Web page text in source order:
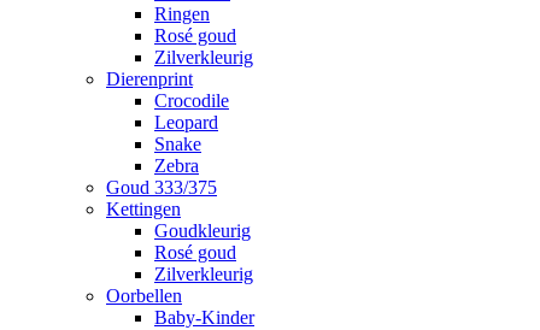
Ringen
Rosé goud
Zilverkleurig
Dierenprint
Crocodile
Leopard
Snake
Zebra
Goud 333/375
Kettingen
Goudkleurig
Rosé goud
Zilverkleurig
Oorbellen
Baby-Kinder